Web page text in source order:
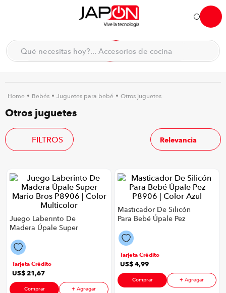
Hola... qué necesitas hoy?
Qué necesitas hoy?... Accesorios de cocina
Bebés Juguetes para bebé Otros juguetes
Otros juguetes
FILTROS Relevancia
Juego Laberinto De
Madera Úpale Super
Color Multicolor
Tarjeta Crédito
US$21,67
Comprar + Agregar
Masticador De Silicón
Para Bebé Úpale Pez
Tarjeta Crédito
US$4,99
Comprar + Agregar
1 . moto
2. refrigeradora
3. lavadora
. laptop
7 . celular
8. iphone
congelador
10